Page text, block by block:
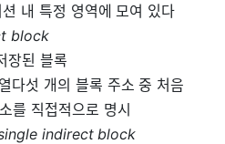
내 특정 영역에 모여 있다
block
장된 블록
다섯 개의 블록 주소 중 처음
를 직접적으로 명시
indirect block